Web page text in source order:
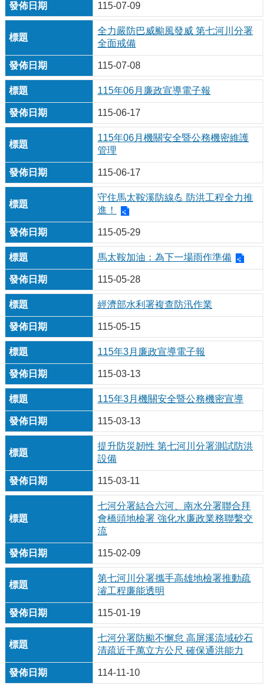
115-07-09
全力嚴防巴威颱風發威 第七河川分署
全面戒備
115-07-08
115年06月廉政宣導電子報
115-06-17
115年06月機關安全暨公務機密維護
管理
115-06-17
守住馬太鞍溪防線💪 防洪工程全力推
進！
115-05-29
馬太鞍加油：為下一場雨作準備
115-05-28
經濟部水利署複查防汛作業
115-05-15
115年3月廉政宣導電子報
115-03-13
115年3月機關安全暨公務機密宣導
115-03-13
提升防災韌性 第七河川分署測試防洪
設備
115-03-11
七河分署結合六河、南水分署聯合拜
會橋頭地檢署 強化水廉政業務聯繫交
流
115-02-09
第七河川分署攜手高雄地檢署推動疏
濬工程廉能透明
115-01-19
七河分署防颱不懈怠 高屏溪流域砂石
清疏近千萬立方公尺 確保通洪能力
114-11-10